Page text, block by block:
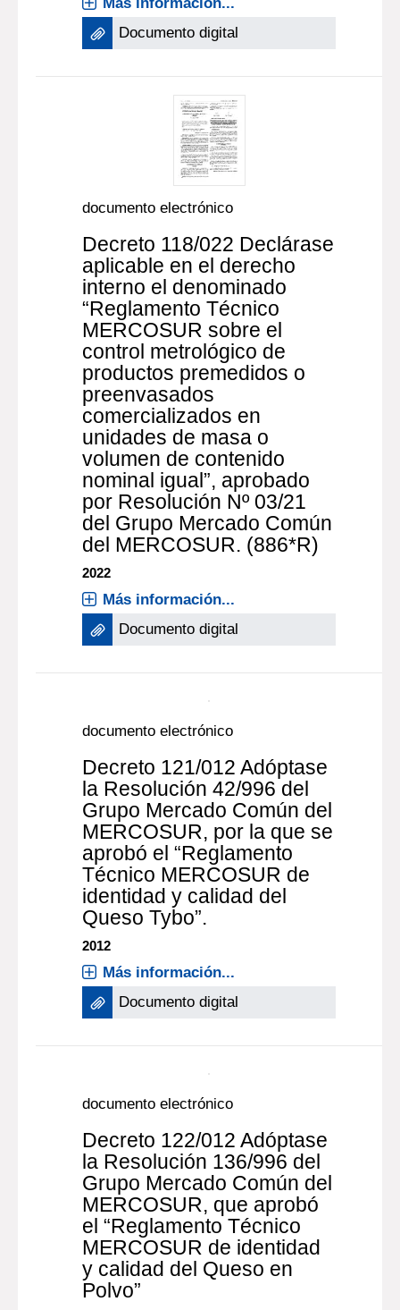
Documento digital
documento electrónico
Decreto 118/022 Declárase
aplicable en el derecho
interno el denominado
“Reglamento Técnico
MERCOSUR sobre el
control metrológico de
productos premedidos o
preenvasados
comercializados en
unidades de masa o
volumen de contenido
nominal igual”, aprobado
por Resolución Nº 03/21
del Grupo Mercado Común
del MERCOSUR. (886*R)
2022
Más información...
Documento digital
documento electrónico
Decreto 121/012 Adóptase
la Resolución 42/996 del
Grupo Mercado Común del
MERCOSUR, por la que se
aprobó el “Reglamento
Técnico MERCOSUR de
identidad y calidad del
Queso Tybo”.
2012
Más información...
Documento digital
documento electrónico
Decreto 122/012 Adóptase
la Resolución 136/996 del
Grupo Mercado Común del
MERCOSUR, que aprobó
el “Reglamento Técnico
MERCOSUR de identidad
y calidad del Queso en
Polvo”